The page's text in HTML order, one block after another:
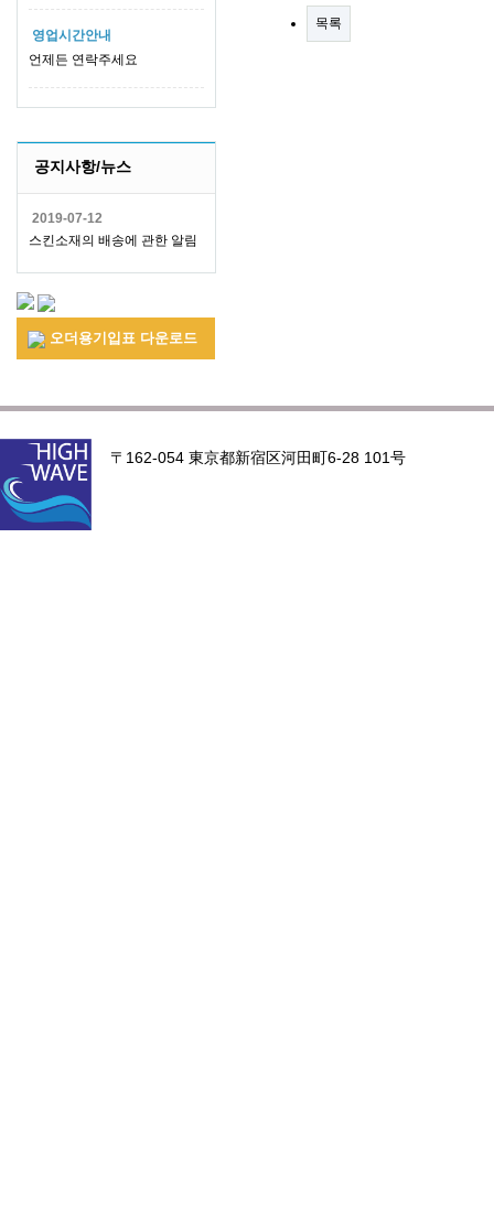
영업시간안내
언제든 연락주세요
공지사항/뉴스
2019-07-12
스킨소재의 배송에 관한 알림
오더용기입표 다운로드
목록
〒162-054 東京都新宿区河田町6-28 101号